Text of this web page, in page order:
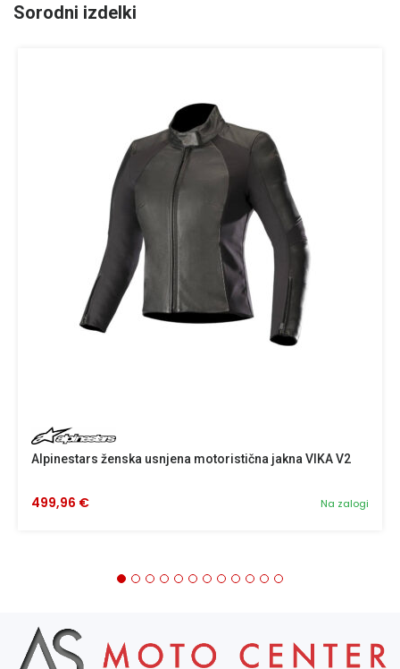
Sorodni izdelki
Alpinestars ženska usnjena motoristična jakna VIKA V2
Na zalogi
499,96 €